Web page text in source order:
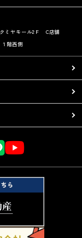
ミヤモール2Ｆ C店舗
階西側